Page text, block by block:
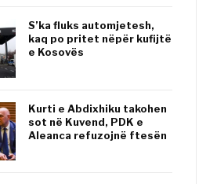
S’ka fluks automjetesh,
kaq po pritet nëpër kufijtë
e Kosovës
Kurti e Abdixhiku takohen
sot në Kuvend, PDK e
Aleanca refuzojnë ftesën